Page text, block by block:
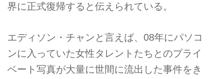
界に正式復帰すると伝えられている。
エディソン・チャンと言えば、08年にパソコ
ンに入っていた女性タレントたちとのプライ
ベート写真が大量に世間に流出した事件をき